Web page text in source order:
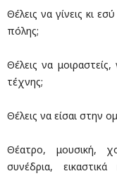
Θέλεις να γίνεις κι
πόλης;
Θέλεις να
τέχνης;
Θέλεις να είσαι στην
Θέατρο, μουσική,
συνέδρια,